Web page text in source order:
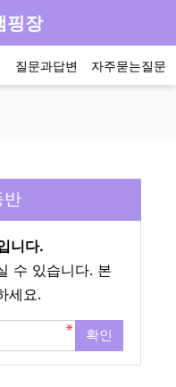
핑장
질문과답변 자주묻는질문
반
니다.
수 있습니다. 본
세요.
확인